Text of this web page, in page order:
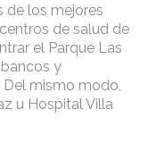
de los mejores
de salud de
el Parque Las
y
Del mismo modo,
u Hospital Villa